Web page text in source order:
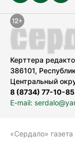
Керттера
386101,
Центральный
8 (8734) 77-10-85
E-mail:
«Сердало»